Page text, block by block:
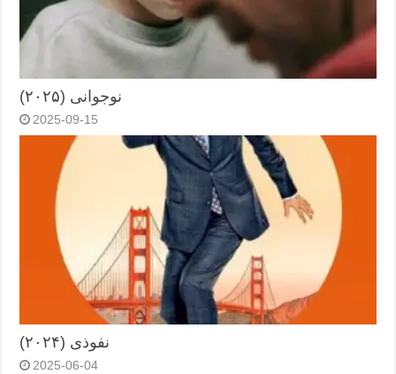
نوجوانی (۲۰۲۵)
2025-09-15
نفوذی (۲۰۲۴)
2025-06-04